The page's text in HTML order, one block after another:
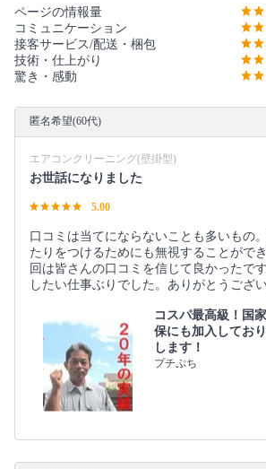
ページの情報量
コミュニケーション
接客サービス/配送・梱包
技術・仕上がり
驚き・感動
匿名希望(60代)
エアコンクリーニング(壁掛型)
お世話になりました
5.00
口コミは当てにならないことも多いもの
たりをつけるためにも無視することがで
回は皆さんの口コミを信じて良かったで
したい仕事ぶりでした。ありがとうござい
コスパ最高級！国
保にも加入してお
します！
プチぷち